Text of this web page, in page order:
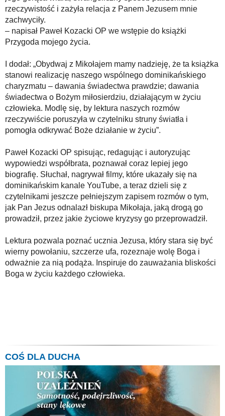
rzeczywistość i zażyła relacja z Panem Jezusem mnie
zachwyciły.
– napisał Paweł Kozacki OP we wstępie do książki
Przygoda mojego życia.
I dodał: „Obydwaj z Mikołajem mamy nadzieję, że ta książka
stanowi realizację naszego wspólnego dominikańskiego
charyzmatu – dawania świadectwa prawdzie; dawania
świadectwa o Bożym miłosierdziu, działającym w życiu
człowieka. Modlę się, by lektura naszych rozmów
rzeczywiście poruszyła w czytelniku struny światła i
pomogła odkrywać Boże działanie w życiu”.
Paweł Kozacki OP spisując, redagując i autoryzując
wypowiedzi współbrata, poznawał coraz lepiej jego
biografię. Słuchał, nagrywał filmy, które ukazały się na
dominikańskim kanale YouTube, a teraz dzieli się z
czytelnikami jeszcze pełniejszym zapisem rozmów o tym,
jak Pan Jezus odnalazł biskupa Mikołaja, jaką drogą go
prowadził, przez jakie życiowe kryzysy go przeprowadził.
Lektura pozwala poznać ucznia Jezusa, który stara się być
wierny powołaniu, szczerze ufa, rozeznaje wolę Boga i
odważnie za nią podąża. Inspiruje do zauważania bliskości
Boga w życiu każdego człowieka.
COŚ DLA DUCHA